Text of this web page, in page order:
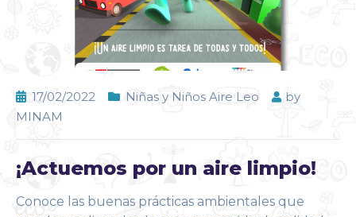
17/02/2022 Niñas y Niños Aire Leo
by
MINAM
¡Actuemos por un aire limpio!
Conoce las buenas prácticas ambientales que